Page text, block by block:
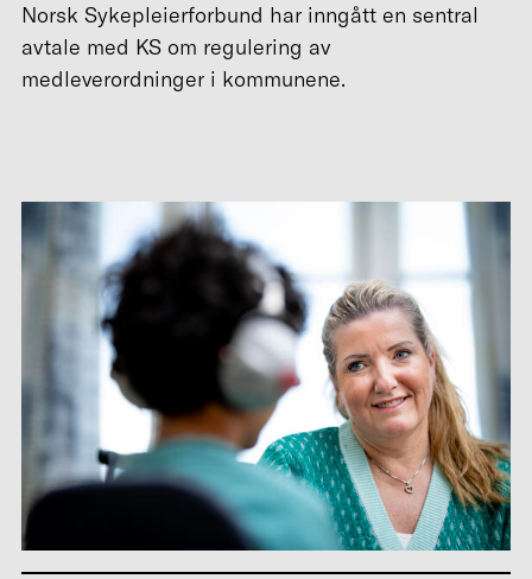
Norsk Sykepleierforbund har inngått en sentral
avtale med KS om regulering av
medleverordninger i kommunene.